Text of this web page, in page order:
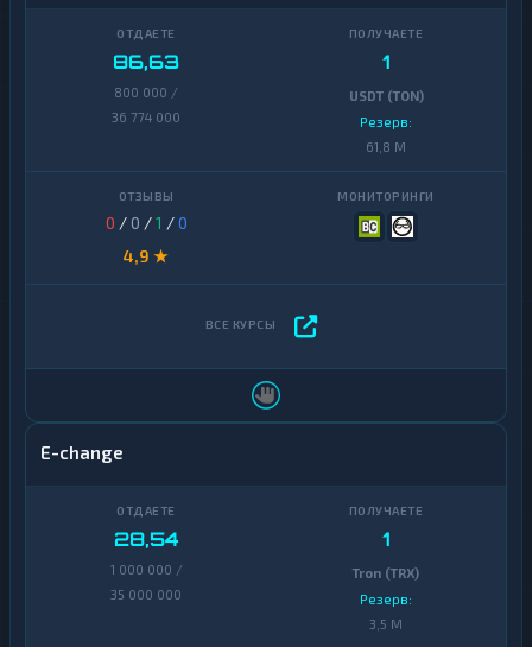
86,63
800 000 /
36 774 000
1
USDT (TON)
Резерв:
61,8 M
0 / 0 /1 /0
4,9 ★
E-change
28,54
1 000 000 /
35 000 000
1
Tron (TRX)
Резерв:
3,5 M